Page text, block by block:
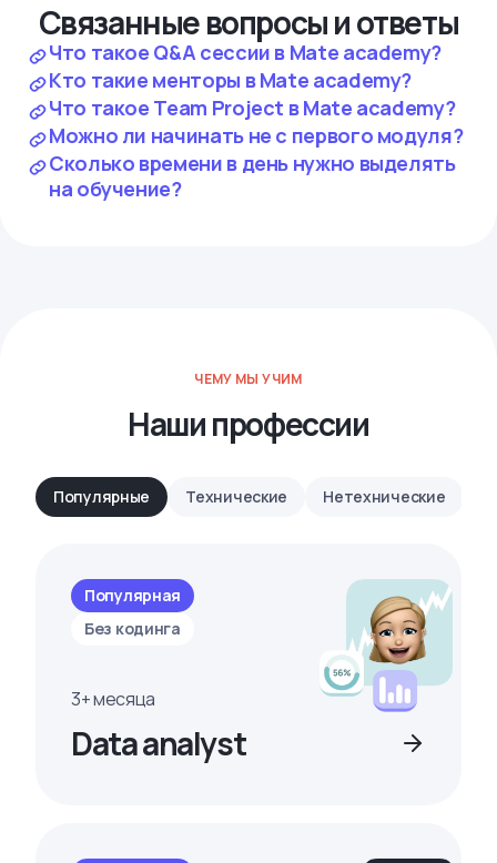
Связанные вопросы и ответы
Что такое Q&A сессии в Mate academy?
Кто такие менторы в Mate academy?
Что такое Team Project в Mate academy?
Можно ли начинать не с первого модуля?
Сколько времени в день нужно выделять
на обучение?
ЧЕМУ МЫ УЧИМ
Наши профессии
Популярные Технические Нетехнические
Популярная
Без кодинга
3+ месяца
Data analyst